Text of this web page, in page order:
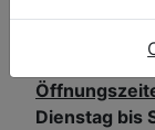
Dienstag bis